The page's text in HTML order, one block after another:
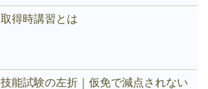
取得時講習とは
技能試験の左折｜仮免で減点されない